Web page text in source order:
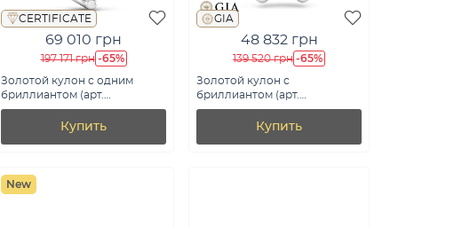
CERTIFICATE
69 010 грн
197 171 грн -65%
Золотой кулон с одним
бриллиантом (арт.
П01116405046б)
Купить
GIA
48 832 грн
139 520 грн -65%
Золотой кулон с
бриллиантом (арт.
П01116204046б)
Купить
New